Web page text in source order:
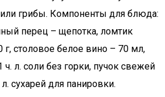
грибы. Компоненты для блюда:
перец – щепотка, ломтик
г, столовое белое вино – 70 мл,
л. соли без горки, пучок свежей
сухарей для панировки.